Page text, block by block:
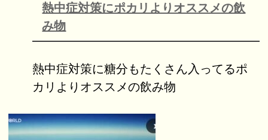
熱中症対策にポカリよりオススメの飲
み物
熱中症対策に糖分もたくさん入ってるポ
カリよりオススメの飲み物